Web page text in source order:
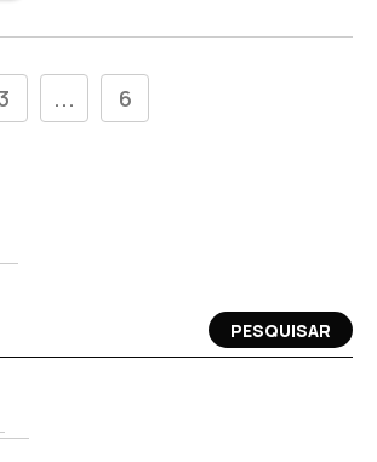
... 6
PESQUISAR